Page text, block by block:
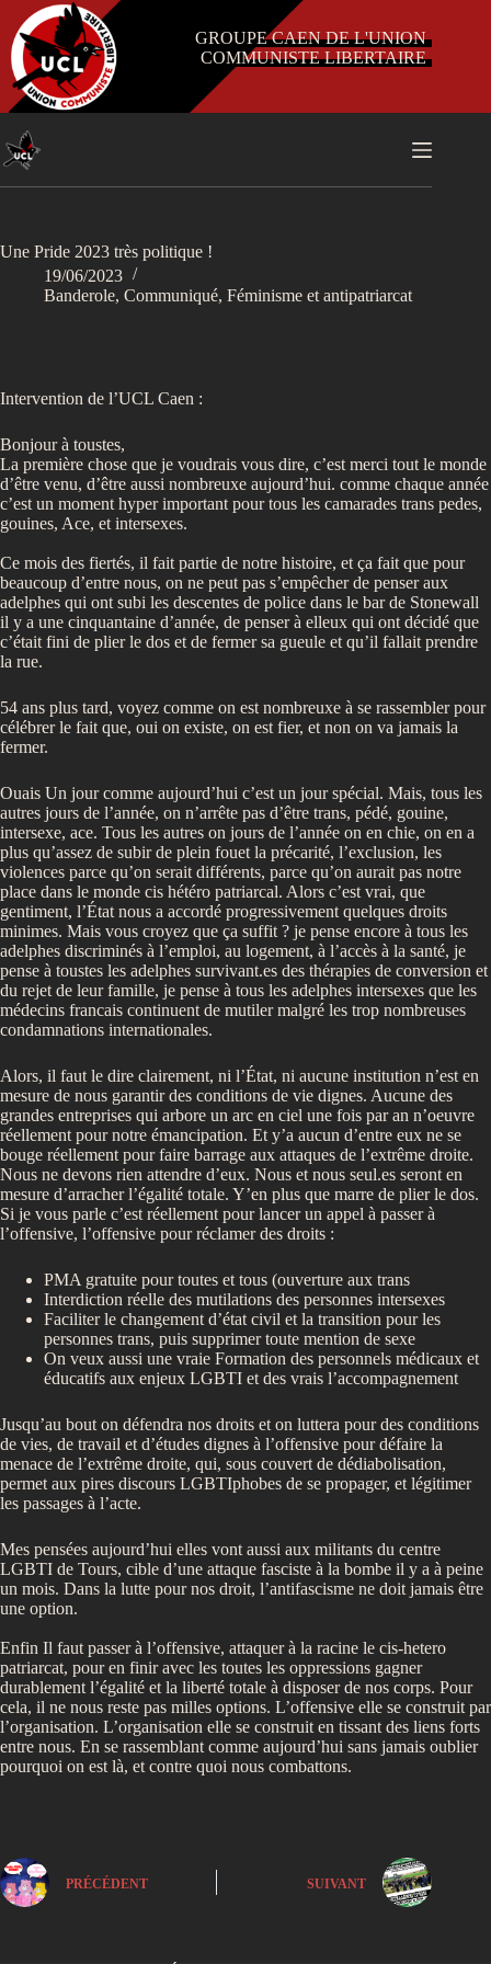
Passer
contenu
GROUPE CAEN DE L'UNION
COMMUNISTE LIBERTAIRE
Une Pride 2023 très politique !
19/06/2023
Banderole, Communiqué, Féminisme et antipatriarcat
Intervention de l’UCL Caen :
Bonjour à toustes,
La première chose que je voudrais vous dire, c’est merci tout le monde
d’être venu, d’être aussi nombreuxe aujourd’hui. comme chaque année
c’est un moment hyper important pour tous les camarades trans pedes,
gouines, Ace, et intersexes.
Ce mois des fiertés, il fait partie de notre histoire, et ça fait que pour
beaucoup d’entre nous, on ne peut pas s’empêcher de penser aux
adelphes qui ont subi les descentes de police dans le bar de Stonewall
il y a une cinquantaine d’année, de penser à elleux qui ont décidé que
c’était fini de plier le dos et de fermer sa gueule et qu’il fallait prendre
la rue.
54 ans plus tard, voyez comme on est nombreuxe à se rassembler pour
célébrer le fait que, oui on existe, on est fier, et non on va jamais la
fermer.
Ouais Un jour comme aujourd’hui c’est un jour spécial. Mais, tous les
autres jours de l’année, on n’arrête pas d’être trans, pédé, gouine,
intersexe, ace. Tous les autres on jours de l’année on en chie, on en a
plus qu’assez de subir de plein fouet la précarité, l’exclusion, les
violences parce qu’on serait différents, parce qu’on aurait pas notre
place dans le monde cis hétéro patriarcal. Alors c’est vrai, que
gentiment, l’État nous a accordé progressivement quelques droits
minimes. Mais vous croyez que ça suffit ? je pense encore à tous les
adelphes discriminés à l’emploi, au logement, à l’accès à la santé, je
pense à toustes les adelphes survivant.es des thérapies de conversion et
du rejet de leur famille, je pense à tous les adelphes intersexes que les
médecins francais continuent de mutiler malgré les trop nombreuses
condamnations internationales.
Alors, il faut le dire clairement, ni l’État, ni aucune institution n’est en
mesure de nous garantir des conditions de vie dignes. Aucune des
grandes entreprises qui arbore un arc en ciel une fois par an n’oeuvre
réellement pour notre émancipation. Et y’a aucun d’entre eux ne se
bouge réellement pour faire barrage aux attaques de l’extrême droite.
Nous ne devons rien attendre d’eux. Nous et nous seul.es seront en
mesure d’arracher l’égalité totale. Y’en plus que marre de plier le dos.
Si je vous parle c’est réellement pour lancer un appel à passer à
l’offensive, l’offensive pour réclamer des droits :
PMA gratuite pour toutes et tous (ouverture aux trans
Interdiction réelle des mutilations des personnes intersexes
Faciliter le changement d’état civil et la transition pour les
personnes trans, puis supprimer toute mention de sexe
On veux aussi une vraie Formation des personnels médicaux et
éducatifs aux enjeux LGBTI et des vrais l’accompagnement
Jusqu’au bout on défendra nos droits et on luttera pour des conditions
de vies, de travail et d’études dignes à l’offensive pour défaire la
menace de l’extrême droite, qui, sous couvert de dédiabolisation,
permet aux pires discours LGBTIphobes de se propager, et légitimer
les passages à l’acte.
Mes pensées aujourd’hui elles vont aussi aux militants du centre
LGBTI de Tours, cible d’une attaque fasciste à la bombe il y a à peine
un mois. Dans la lutte pour nos droit, l’antifascisme ne doit jamais être
une option.
Enfin Il faut passer à l’offensive, attaquer à la racine le cis-hetero
patriarcat, pour en finir avec les toutes les oppressions gagner
durablement l’égalité et la liberté totale à disposer de nos corps. Pour
cela, il ne nous reste pas milles options. L’offensive elle se construit par
l’organisation. L’organisation elle se construit en tissant des liens forts
entre nous. En se rassemblant comme aujourd’hui sans jamais oublier
pourquoi on est là, et contre quoi nous combattons.
PRÉCÉDENT SUIVANT